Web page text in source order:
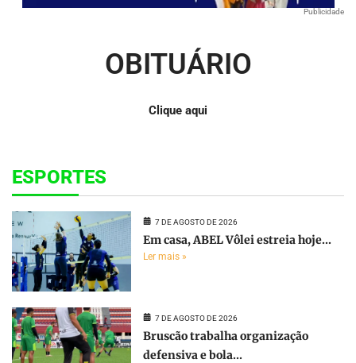
Publicidade
OBITUÁRIO
Clique aqui
ESPORTES
7 DE AGOSTO DE 2026
Em casa, ABEL Vôlei estreia hoje...
Ler mais »
7 DE AGOSTO DE 2026
Bruscão trabalha organização
defensiva e bola...